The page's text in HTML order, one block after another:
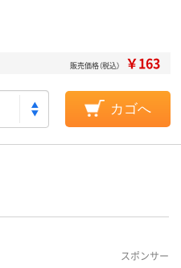
販売価格（税込） ￥163
カゴへ
スポンサー